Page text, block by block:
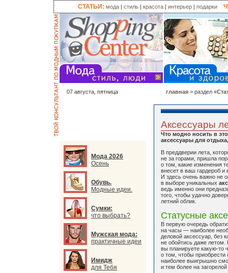
СТАТЬИ: мода | стиль | красота | интерьер | подарки
07 августа, пятница главная > раздел
Мода 2026
Осень
Обувь.
Модные идеи.
Сумки:
что выбрать?
Мужская мода:
практичные идеи
Имидж
для Тебя
Аксессуары
Что модно носить в
аксессуары для
В преддверии лета,
не за горами, пришла
о том, какие изменения
внесет в ваш гардероб и
И здесь очень важно не
в выборе уникальных
ведь именно они
того, чтобы удачно
летний облик.
Статусные
В первую очередь
на часы — наиболее
деловой аксессуар, без
не обойтись даже летом.
вы планируете какую-то
о том, чтобы
наиболее выигрышно
и тем более на